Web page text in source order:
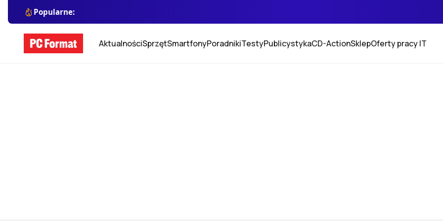
Popularne:
AktualnościSprzętSmartfonyPoradnikiTestyPublicystykaCD-ActionSklepOferty pracy IT